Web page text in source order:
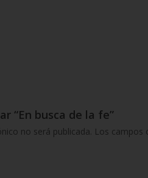
“En busca de la fe”
no será publicada. Los campos